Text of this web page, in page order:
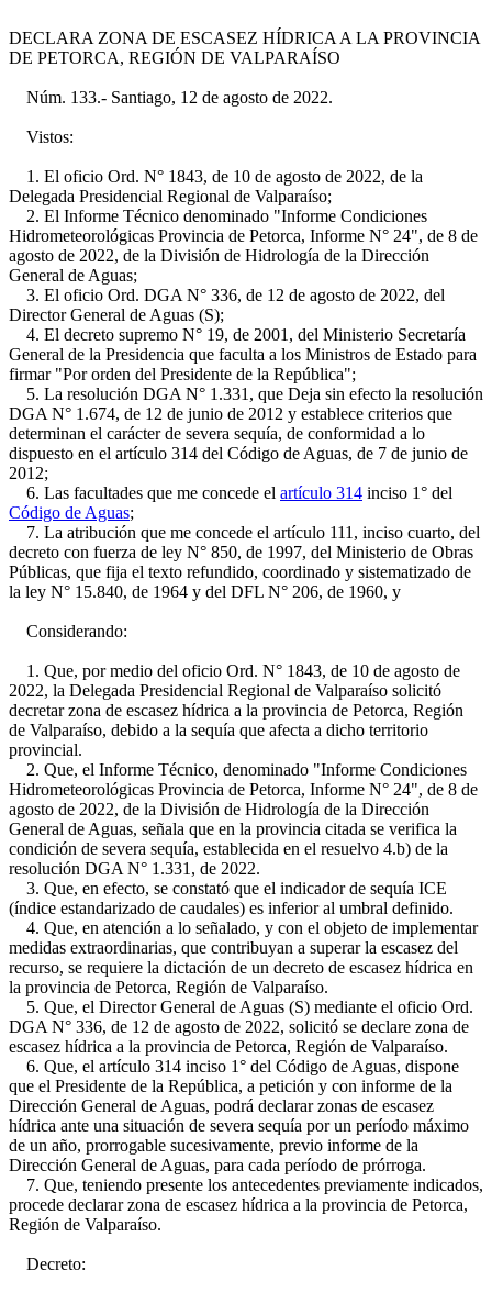
DECLARA ZONA DE ESCASEZ HÍDRICA A LA PROVINCIA
DE PETORCA, REGIÓN DE VALPARAÍSO
Núm. 133.- Santiago, 12 de agosto de 2022.
Vistos:
1. El oficio Ord. N° 1843, de 10 de agosto de 2022, de la
Delegada Presidencial Regional de Valparaíso;
2. El Informe Técnico denominado "Informe Condiciones
Hidrometeorológicas Provincia de Petorca, Informe N° 24", de 8 de
agosto de 2022, de la División de Hidrología de la Dirección
General de Aguas;
3. El oficio Ord. DGA N° 336, de 12 de agosto de 2022, del
Director General de Aguas (S);
4. El decreto supremo N° 19, de 2001, del Ministerio Secretaría
General de la Presidencia que faculta a los Ministros de Estado para
firmar "Por orden del Presidente de la República";
5. La resolución DGA N° 1.331, que Deja sin efecto la resolución
DGA N° 1.674, de 12 de junio de 2012 y establece criterios que
determinan el carácter de severa sequía, de conformidad a lo
dispuesto en el artículo 314 del Código de Aguas, de 7 de junio de
2012;
6. Las facultades que me concede el artículo 314 inciso 1° del
Código de Aguas;
7. La atribución que me concede el artículo 111, inciso cuarto, del
decreto con fuerza de ley N° 850, de 1997, del Ministerio de Obras
Públicas, que fija el texto refundido, coordinado y sistematizado de
la ley N° 15.840, de 1964 y del DFL N° 206, de 1960, y
Considerando:
1. Que, por medio del oficio Ord. N° 1843, de 10 de agosto de
2022, la Delegada Presidencial Regional de Valparaíso solicitó
decretar zona de escasez hídrica a la provincia de Petorca, Región
de Valparaíso, debido a la sequía que afecta a dicho territorio
provincial.
2. Que, el Informe Técnico, denominado "Informe Condiciones
Hidrometeorológicas Provincia de Petorca, Informe N° 24", de 8 de
agosto de 2022, de la División de Hidrología de la Dirección
General de Aguas, señala que en la provincia citada se verifica la
condición de severa sequía, establecida en el resuelvo 4.b) de la
resolución DGA N° 1.331, de 2022.
3. Que, en efecto, se constató que el indicador de sequía ICE
(índice estandarizado de caudales) es inferior al umbral definido.
4. Que, en atención a lo señalado, y con el objeto de implementar
medidas extraordinarias, que contribuyan a superar la escasez del
recurso, se requiere la dictación de un decreto de escasez hídrica en
la provincia de Petorca, Región de Valparaíso.
5. Que, el Director General de Aguas (S) mediante el oficio Ord.
DGA N° 336, de 12 de agosto de 2022, solicitó se declare zona de
escasez hídrica a la provincia de Petorca, Región de Valparaíso.
6. Que, el artículo 314 inciso 1° del Código de Aguas, dispone
que el Presidente de la República, a petición y con informe de la
Dirección General de Aguas, podrá declarar zonas de escasez
hídrica ante una situación de severa sequía por un período máximo
de un año, prorrogable sucesivamente, previo informe de la
Dirección General de Aguas, para cada período de prórroga.
7. Que, teniendo presente los antecedentes previamente indicados,
procede declarar zona de escasez hídrica a la provincia de Petorca,
Región de Valparaíso.
Decreto: